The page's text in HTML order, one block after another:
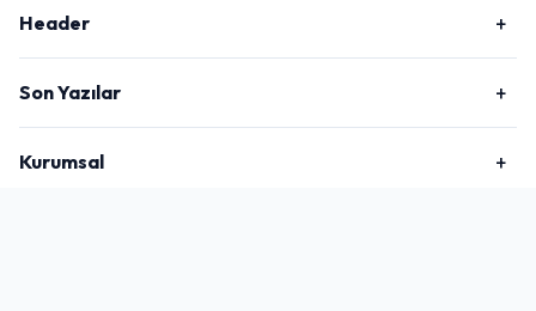
Header
Son Yazılar
Kurumsal